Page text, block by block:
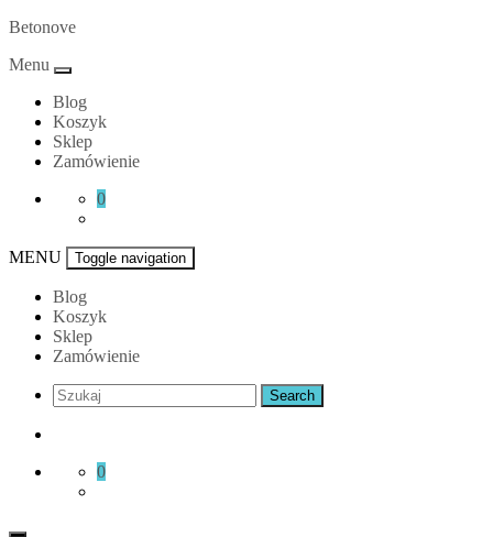
Skip
content
Betonove
Menu
Blog
Koszyk
Sklep
Zamówienie
0
MENU Toggle navigation
Blog
Koszyk
Sklep
Zamówienie
0